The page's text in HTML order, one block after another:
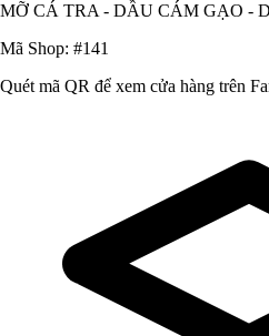
MỠ CÁ TRA - DẦU CÁM GẠO -
Mã Shop: #141
Quét mã QR để xem cửa hàng trên